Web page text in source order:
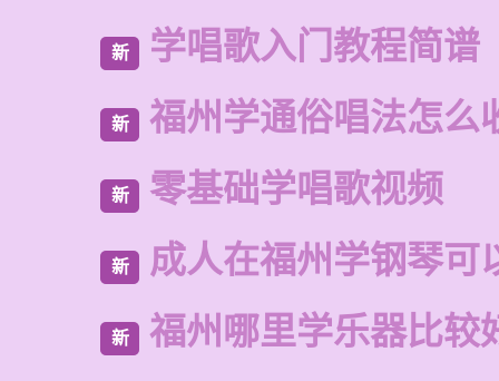
新 学唱歌入门教程简谱
新 福州学通俗唱法怎么
新 零基础学唱歌视频
新 成人在福州学钢琴可
新 福州哪里学乐器比较